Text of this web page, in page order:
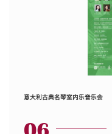
意大利古典名琴室内乐音乐会